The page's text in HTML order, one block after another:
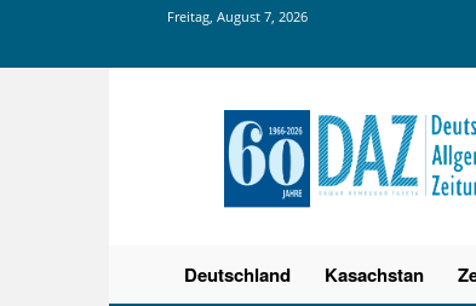
Freitag, August 7, 2026
Deutsche
Allgemeine
Zeitung
Deutschland Kasachstan